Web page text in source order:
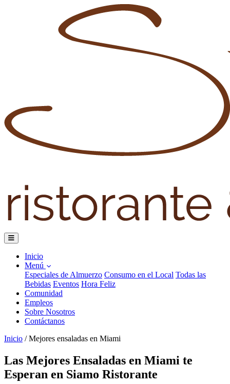
Inicio
Menú
Especiales de Almuerzo Consumo en el Local Todas las
Bebidas Eventos Hora Feliz
Comunidad
Empleos
Sobre Nosotros
Contáctanos
Inicio / Mejores ensaladas en Miami
Las Mejores Ensaladas en Miami te
Esperan en Siamo Ristorante